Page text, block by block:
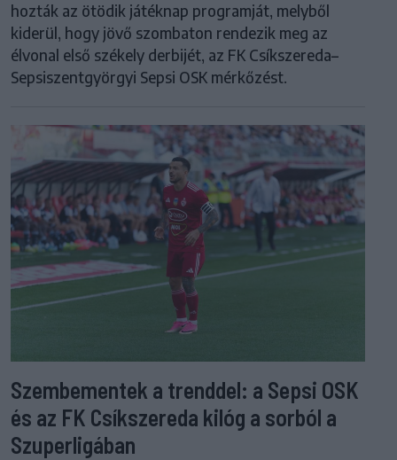
hozták az ötödik játéknap programját, melyből
kiderül, hogy jövő szombaton rendezik meg az
élvonal első székely derbijét, az FK Csíkszereda–
Sepsiszentgyörgyi Sepsi OSK mérkőzést.
Szembementek a trenddel: a Sepsi OSK
és az FK Csíkszereda kilóg a sorból a
Szuperligában